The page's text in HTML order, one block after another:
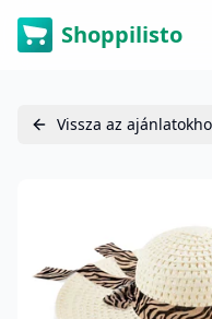
Shoppilisto
Vissza az